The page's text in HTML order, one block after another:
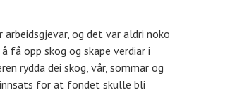
og det var aldri noko
opp skog og skape verdiar i
rydda dei skog, vår, sommar og
innsats for at fondet skulle bli